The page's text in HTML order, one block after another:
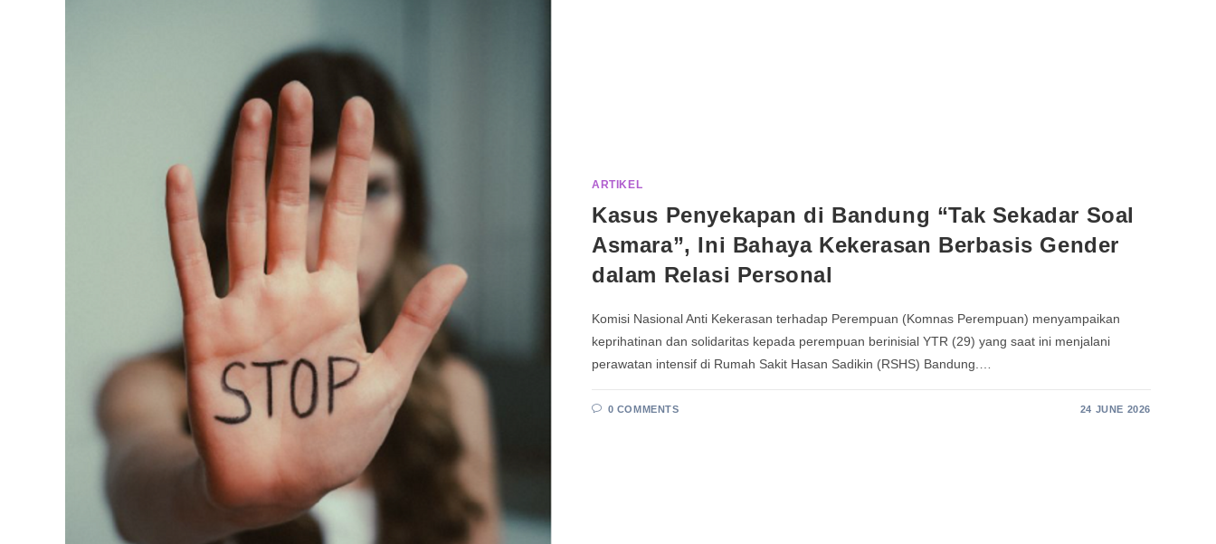
ARTIKEL
Kasus Penyekapan di Bandung “Tak Sekadar Soal
Asmara”, Ini Bahaya Kekerasan Berbasis Gender
dalam Relasi Personal
Komisi Nasional Anti Kekerasan terhadap Perempuan (Komnas Perempuan) menyampaikan
keprihatinan dan solidaritas kepada perempuan berinisial YTR (29) yang saat ini menjalani
perawatan intensif di Rumah Sakit Hasan Sadikin (RSHS) Bandung.…
0 COMMENTS 24 JUNE 2026